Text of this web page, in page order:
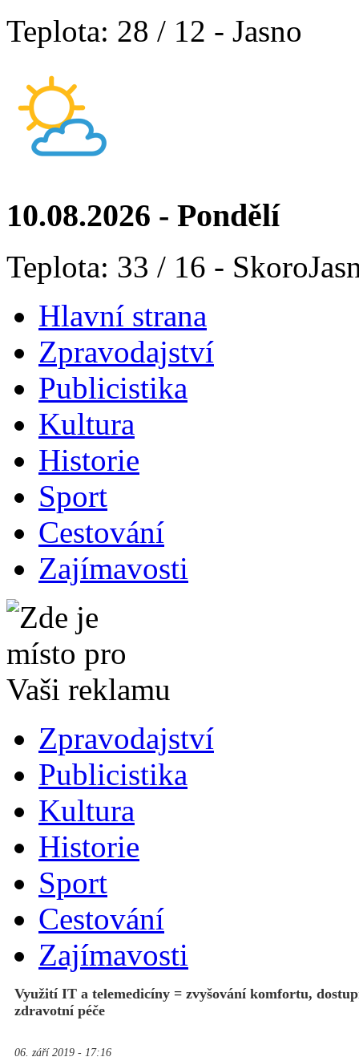
Teplota: 28 / 12 - Jasno
10.08.2026 - Pondělí
Teplota: 33 / 16 -
Hlavní strana
Zpravodajství
Publicistika
Kultura
Historie
Sport
Cestování
Zajímavosti
Zpravodajství
Publicistika
Kultura
Historie
Sport
Cestování
Zajímavosti
Využití IT a telemedicíny = zvyšování komfortu,
zdravotní péče
06. září 2019 - 17:16